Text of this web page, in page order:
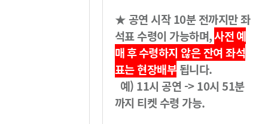
★공연 시작10분 전까지만 좌
석표 수령이 가능하며,사전 예
매 후수령하지 않은 잔여 좌석
표는 현장배부 됩니다.
예) 11시 공연 -> 10시 51분
까지 티켓 수령 가능.